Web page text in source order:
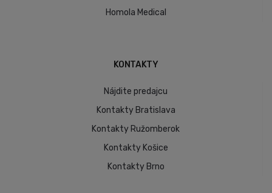
Homola Medical
KONTAKTY
Nájdite predajcu
Kontakty Bratislava
Kontakty Ružomberok
Kontakty Košice
Kontakty Brno